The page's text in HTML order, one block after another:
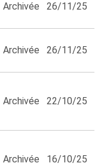
Archivée 26/11/25
Archivée 26/11/25
Archivée 22/10/25
Archivée 16/10/25